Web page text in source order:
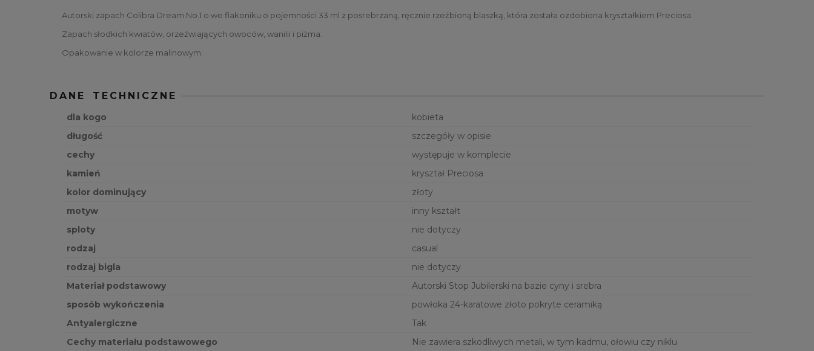
Autorski zapach Colibra Dream No.1 o we flakoniku o pojemności 33 ml z posrebrzaną, ręcznie rzeźbioną blaszką, która została ozdobiona kryształkiem Preciosa.
Zapach słodkich kwiatów, orzeźwiających owoców, wanilii i piżma.
Opakowanie w kolorze malinowym.
DANE TECHNICZNE
dla kogo
kobieta
długość
szczegóły w opisie
cechy
występuje w komplecie
kamień
kryształ Preciosa
kolor dominujący
złoty
motyw
inny kształt
sploty
nie dotyczy
rodzaj
casual
rodzaj bigla
nie dotyczy
Materiał podstawowy
Autorski Stop Jubilerski na bazie cyny i srebra
sposób wykończenia
powłoka 24-karatowe złoto pokryte ceramiką
Antyalergiczne
Tak
Cechy materiału podstawowego
Nie zawiera szkodliwych metali, w tym kadmu, ołowiu czy niklu